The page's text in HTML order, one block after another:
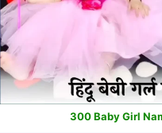
300 Baby Girl